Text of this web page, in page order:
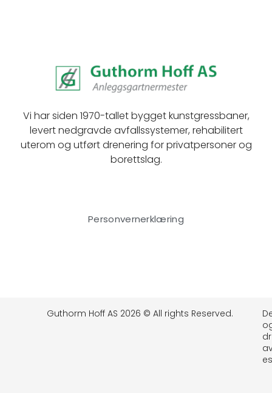
Vi har siden 1970-tallet bygget kunstgressbaner,
levert nedgravde avfallssystemer, rehabilitert
uterom og utført drenering for privatpersoner og
borettslag.
Personvernerklæring
Guthorm Hoff AS 2026 © All rights Reserved.